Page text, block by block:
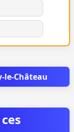
le-Château